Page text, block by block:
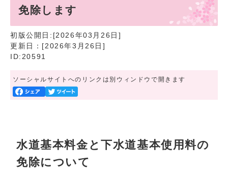
免除します
初版公開日:[2026年03月26日]
更新日：[2026年3月26日]
ID:20591
ソーシャルサイトへのリンクは別ウィンドウで開きます
水道基本料金と下水道基本使用料の
免除について